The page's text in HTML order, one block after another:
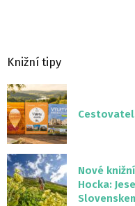
Knižní tipy
Nové
Hocka: